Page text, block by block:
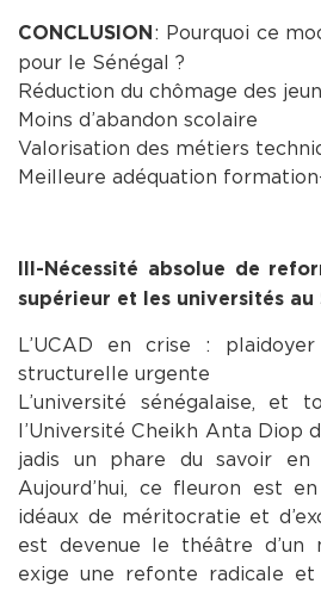
CONCLUSION : Pourquoi ce
pour le Sénégal ?
Réduction du chômage des
Moins d’abandon scolaire
Valorisation des métiers
Meilleure adéquation
III-Nécessité absolue de
supérieur et les universités au
L’UCAD en crise :
structurelle urgente
L’université sénégalaise, et
l’Université Cheikh Anta Diop
jadis un phare du savoir en
Aujourd’hui, ce fleuron est
idéaux de méritocratie et
est devenue le théâtre d’un
exige une refonte radicale et